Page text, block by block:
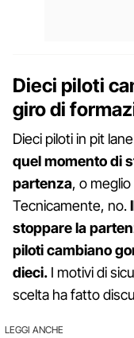
Dieci piloti
giro di
Dieci piloti in pit
quel momento di
partenza, o meglio
Tecnicamente, no.
stoppare la
piloti cambiano
dieci. I motivi di
scelta ha fatto
LEGGI ANCHE